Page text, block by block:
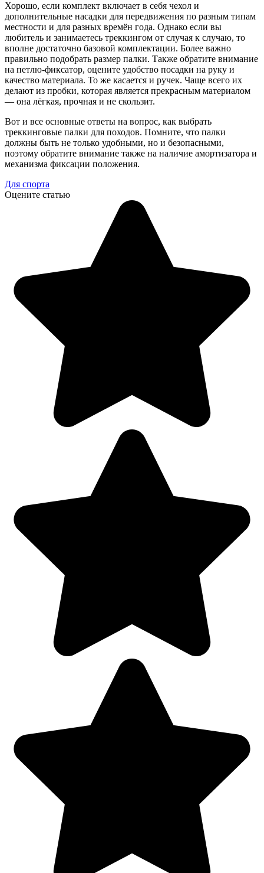
Хорошо, если комплект включает в себя чехол и
дополнительные насадки для передвижения по разным типам
местности и для разных времён года. Однако если вы
любитель и занимаетесь треккингом от случая к случаю, то
вполне достаточно базовой комплектации. Более важно
правильно подобрать размер палки. Также обратите внимание
на петлю-фиксатор, оцените удобство посадки на руку и
качество материала. То же касается и ручек. Чаще всего их
делают из пробки, которая является прекрасным материалом
— она лёгкая, прочная и не скользит.
Вот и все основные ответы на вопрос, как выбрать
треккинговые палки для походов. Помните, что палки
должны быть не только удобными, но и безопасными,
поэтому обратите внимание также на наличие амортизатора и
механизма фиксации положения.
Для спорта
Оцените статью